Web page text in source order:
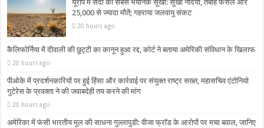
यूरोप में सदी का सबसे भयानक सूखा: सूखी नदियां, तबाह फसलें और
25,000 से ज्यादा मौतें; गहराया जलवायु संकट
20 hours ago
कैलिफोर्निया में दीवाली की छुट्टी का कानून हुआ रद्द, कोर्ट ने बताया अमेरिकी संविधान के खिलाफ
20 hours ago
पीओके में प्रदर्शनकारियों पर हुई हिंसा और कार्रवाई पर संयुक्त राष्ट्र सख्त, महासचिव एंटोनियो
गुटेरेस के प्रवक्ता ने की जवाबदेही तय करने की मांग
20 hours ago
अमेरिका में फंसी भारतीय मूल की साधना गुल्लापुडी: वीजा फ्रॉड के आरोपों पर मचा बवाल, जानिए